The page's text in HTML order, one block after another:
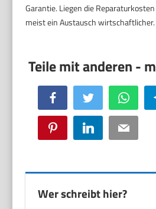
Garantie. Liegen die
meist ein Austausch wirtschaftlicher.
Facebook Twitter
Pinterest LinkedIn Email
Wer schreibt hier?